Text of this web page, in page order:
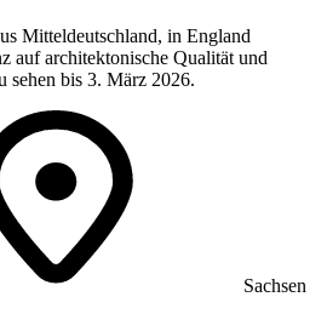
Mitteldeutschland, in England
auf architektonische Qualität und
bis 3. März 2026.
Sachsen